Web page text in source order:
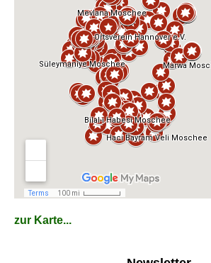
zur Karte...